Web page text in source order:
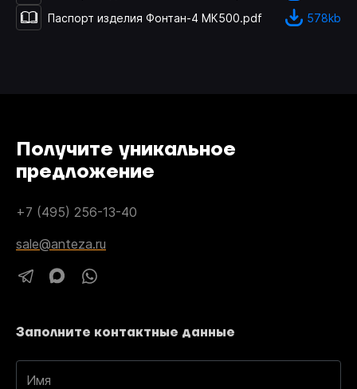
Паспорт изделия Фонтан-4 МК500.pdf 578kb
Получите уникальное
предложение
+7 (495) 256-13-40
sale@anteza.ru
Заполните контактные данные
Имя